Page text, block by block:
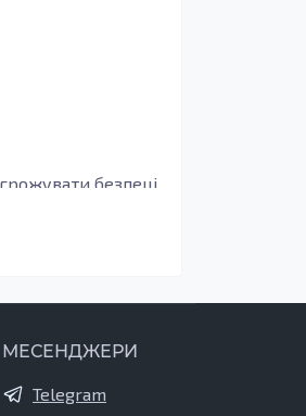
безпеці
МЕСЕНДЖЕРИ
Telegram